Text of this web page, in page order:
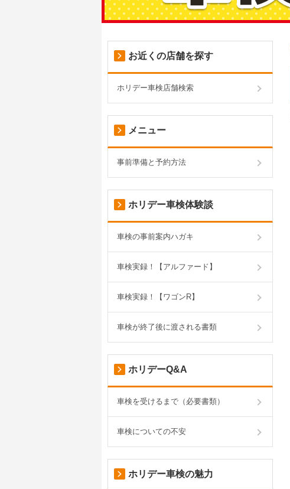
お近くの店舗を探す
ホリデー車検店舗検索
メニュー
事前準備と予約方法
ホリデー車検体験談
車検の事前案内ハガキ
車検実録！【アルファード】
車検実録！【ワゴンR】
車検が終了後に渡される書類
ホリデーQ&A
車検を受けるまで（必要書類）
車検についての不安
ホリデー車検の魅力